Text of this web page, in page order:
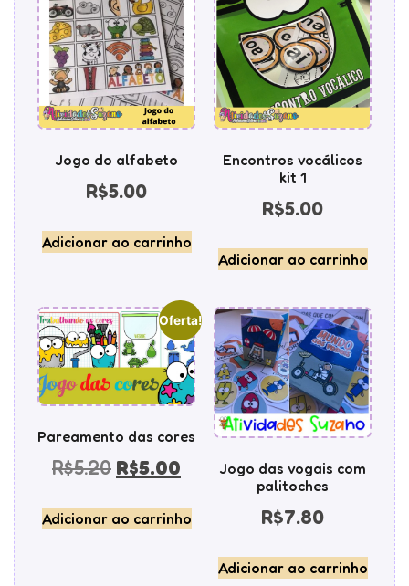
Jogo do alfabeto
R$5.00
Adicionar ao carrinho
Encontros vocálicos
kit 1
R$5.00
Adicionar ao carrinho
Oferta!
Pareamento das cores
R$5.20 R$5.00
Adicionar ao carrinho
Jogo das vogais com
palitoches
R$7.80
Adicionar ao carrinho